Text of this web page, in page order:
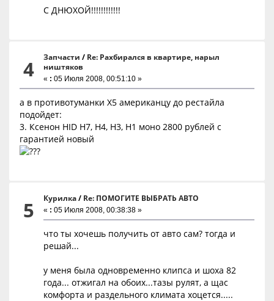
С ДНЮХОЙ!!!!!!!!!!!!
4 Запчасти / Re: Рахбирался в квартире, нарыл
ништяков
« : 05 Июля 2008, 00:51:10 »
а в противотуманки Х5 американцу до рестайла
подойдет:
3. Ксенон HID H7, H4, H3, H1 моно 2800 рублей с
гарантией новый
5 Курилка / Re: ПОМОГИТЕ ВЫБРАТЬ АВТО
« : 05 Июля 2008, 00:38:38 »
что ты хочешь получить от авто сам? тогда и
решай...
у меня была одновременно клипса и шоха 82
года... отжигал на обоих...тазы рулят, а щас
комфорта и раздельного климата хоцется.....